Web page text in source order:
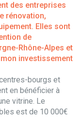
des entreprises
rénovation,
Elles sont
de
Rhône-Alpes et
investissement
bourgs et
en bénéficier à
vitrine. Le
est de 10 000€